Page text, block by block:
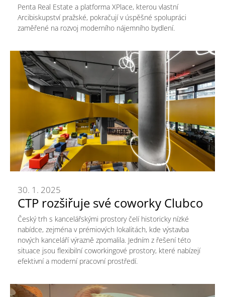
Penta Real Estate a platforma XPlace, kterou vlastní
Arcibiskupství pražské, pokračují v úspěšné spolupráci
zaměřené na rozvoj moderního nájemního bydlení.
CTP rozšiřuje své coworky Clubco
30. 1. 2025
Český trh s kancelářskými prostory čelí historicky nízké
nabídce, zejména v prémiových lokalitách, kde výstavba
nových kanceláří výrazně zpomalila. Jedním z řešení této
situace jsou flexibilní coworkingové prostory, které nabízejí
efektivní a moderní pracovní prostředí.